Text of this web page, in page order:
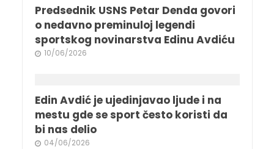
Predsednik USNS Petar Denda govori
o nedavno preminuloj legendi
sportskog novinarstva Edinu Avdiću
10/06/2026
Edin Avdić je ujedinjavao ljude i na
mestu gde se sport često koristi da
bi nas delio
04/06/2026